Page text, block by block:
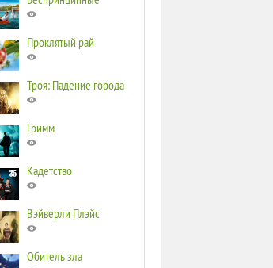
Проклятый рай
Троя: Падение города
Гримм
Кадетство
Вэйверли Плэйс
Обитель зла